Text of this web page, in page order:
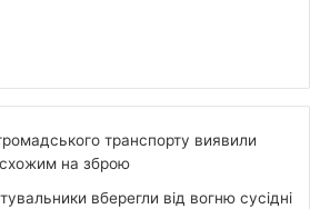
транспорту виявили
на зброю
вберегли від вогню сусідні